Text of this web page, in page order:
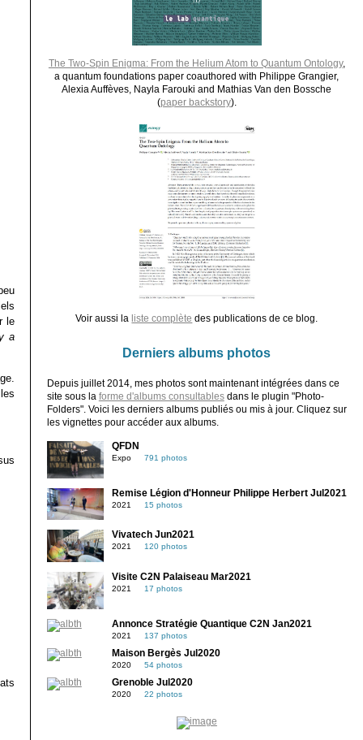
le
a
The Two-Spin Enigma: From the Helium Atom to Quantum Ontology,
a quantum foundations paper coauthored with Philippe Grangier,
Alexia Auffèves, Nayla Farouki and Mathias Van den Bossche
(paper backstory).
Voir aussi la liste complète des publications de ce blog.
Derniers albums photos
Depuis juillet 2014, mes photos sont maintenant intégrées dans ce
site sous la forme d'albums consultablesdans le plugin "Photo-
Folders". Voici les derniers albums publiés ou mis à jour. Cliquez sur
les vignettes pour accéder aux albums.
QFDN
Expo 791 photos
Remise Légion d'Honneur Philippe Herbert Jul2021
2021 15 photos
Vivatech Jun2021
2021 120 photos
Visite C2N Palaiseau Mar2021
2021 17 photos
Annonce Stratégie Quantique C2N Jan2021
2021 137 photos
Maison Bergès Jul2020
2020 54 photos
Grenoble Jul2020
2020 22 photos